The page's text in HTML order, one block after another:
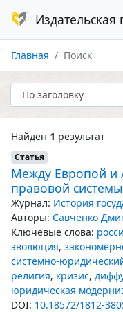
Главная Поиск
Найден 1 результат
Статья
Между Европой и
правовой
Журнал: История
Авторы: Савченко
Ключевые слова:
эволюция,
системно-
религия, кризис,
юридическая
DOI: 10.18572/1812-